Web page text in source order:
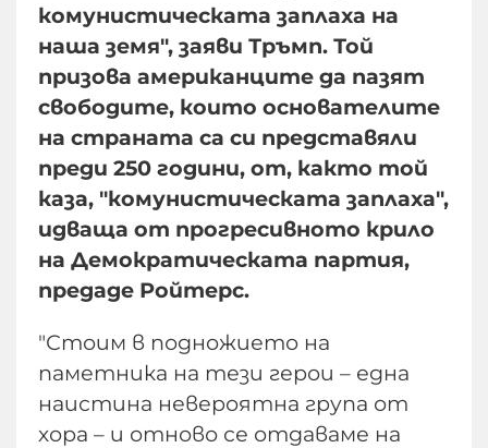
комунистическата заплаха на
наша земя", заяви Тръмп. Той
призова американците да пазят
свободите, които основателите
на страната са си представяли
преди 250 години, от, както той
каза, "комунистическата заплаха",
идваща от прогресивното крило
на Демократическата партия,
предаде Ройтерс.
"Стоим в подножието на
паметника на тези герои – една
наистина невероятна група от
хора – и отново се отдаваме на